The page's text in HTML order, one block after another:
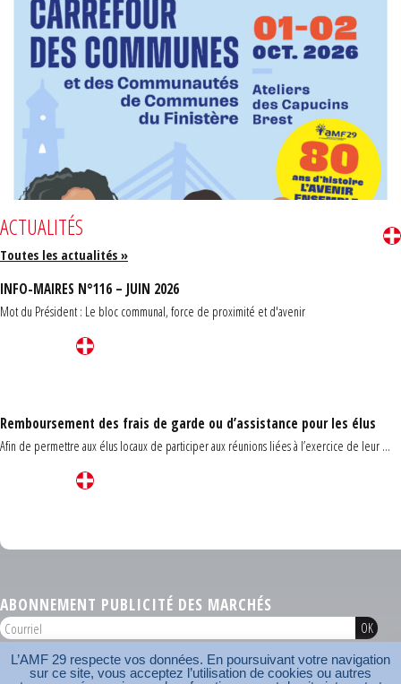
ACTUALITÉS
Toutes les actualités »
INFO-MAIRES N°116 – JUIN 2026
Mot du Président : Le bloc communal, force de proximité et d'avenir
Remboursement des frais de garde ou d’assistance pour les élus
Afin de permettre aux élus locaux de participer aux réunions liées à l’exercice de leur ...
ABONNEMENT PUBLICITÉ DES MARCHÉS
AMF 29 © 2026
Plan du site Nos coordonnées Mentions légales Contact
L’AMF 29 respecte vos données. En poursuivant votre navigation
sur ce site, vous acceptez l’utilisation de cookies ou autres